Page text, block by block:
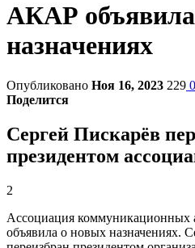
АКАР
назначениях
Опубликовано Ноя 16, 2023 229 0
Поделится
Сергей Пискарёв
президентом
2
Ассоциация коммуникационных
объявила о новых назначениях.